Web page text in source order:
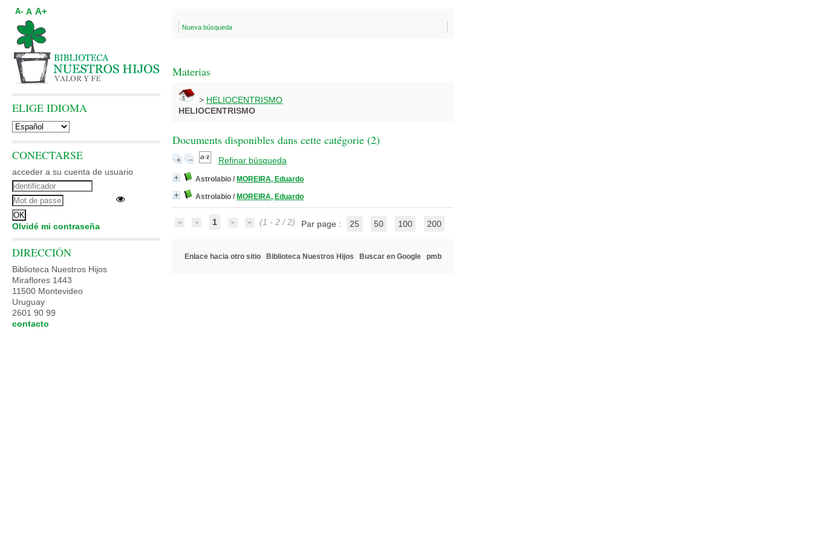
Nueva búsqueda
Materias
> HELIOCENTRISMO
HELIOCENTRISMO
Documents disponibles dans cette catégorie (2)
Refinar búsqueda
Astrolabio / MOREIRA, Eduardo
Astrolabio / MOREIRA, Eduardo
1 (1 - 2 / 2) Par page : 25 50 100 200
Enlace hacia otro sitio Biblioteca Nuestros Hijos Buscar en Google pmb
A- A A+
ELIGE IDIOMA
CONECTARSE
acceder a su cuenta de usuario
Olvidé mi contraseña
DIRECCIÓN
Biblioteca Nuestros Hijos
Miraflores 1443
11500 Montevideo
Uruguay
2601 90 99
contacto